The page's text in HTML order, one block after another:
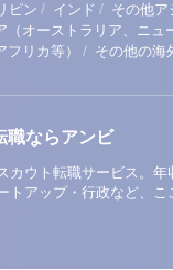
ピン / インド / その他ア
（オーストラリア、ニュ
リカ等）
/ その他の海
職ならアンビ
カウト転職サービス。
アップ・行政など、こ